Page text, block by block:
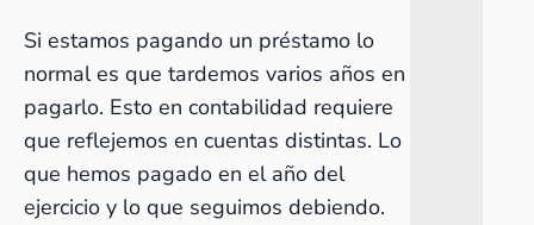
Si estamos pagando un préstamo lo
normal es que tardemos varios años en
pagarlo. Esto en contabilidad requiere
que reflejemos en cuentas distintas. Lo
que hemos pagado en el año del
ejercicio y lo que seguimos debiendo.